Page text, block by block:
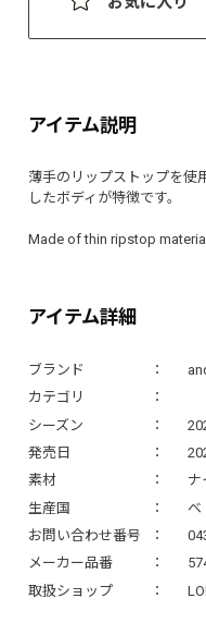
アイテム詳細
ブランド
カテゴリ
シーズン
発売日
素材
ナ
生産国
ベ
お問い合わせ番号
メーカー品番
取扱ショップ
アイテム説明
薄手のリップストップを使
したボディが特徴です。
Made of thin ripstop